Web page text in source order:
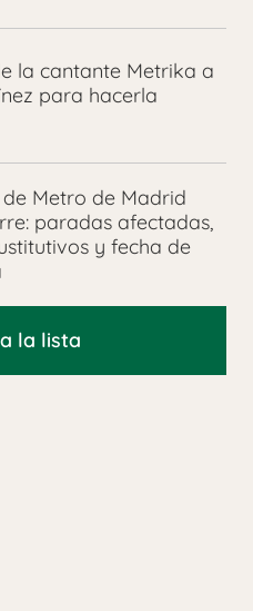
la cantante Metrika a
para hacerla
Metro de Madrid
paradas afectadas,
y fecha de
la lista